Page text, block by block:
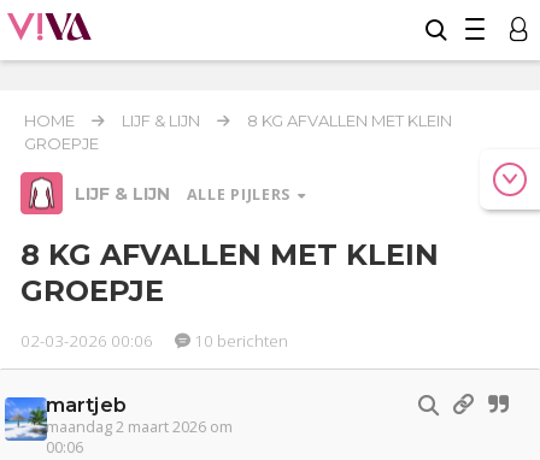
HOME LIJF & LIJN
8 KG AFVALLEN MET KLEIN
GROEPJE
LIJF & LIJN ALLE PIJLERS
Relaties Werk & Studie
Seks
Gezondheid
Overig
Actueel
8 KG AFVALLEN MET KLEIN
GROEPJE
02-03-2026 00:06 10 berichten
martjeb
maandag 2 maart 2026 om
00:06